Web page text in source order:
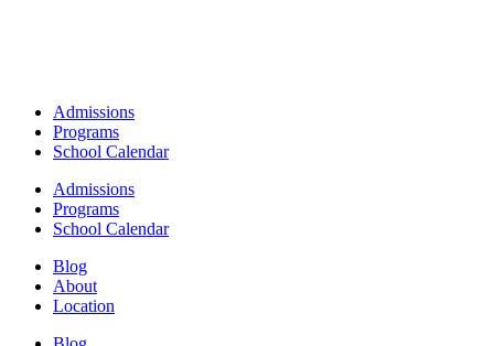
Admissions
Programs
School Calendar
Admissions
Programs
School Calendar
Blog
About
Location